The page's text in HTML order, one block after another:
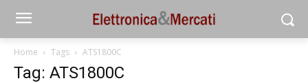
Home Tags ATS1800C
Tag: ATS1800C